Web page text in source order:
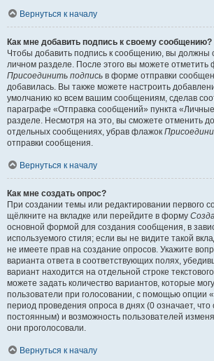
Вернуться к началу
Как мне добавить подпись к своему сообщению?
Чтобы добавить подпись к сообщению, вы должны
личном разделе. После этого вы можете отметить
Присоединить подпись в форме отправки
добавилась. Вы также можете настроить
умолчанию ко всем вашим сообщениям, сделав
параграфе «Отправка сообщений» пункта
разделе. Несмотря на это, вы сможете отменить
отдельных сообщениях, убрав флажок
отправки сообщения.
Вернуться к началу
Как мне создать опрос?
При создании темы или редактировании первого
щёлкните на вкладке или перейдите в форму
основной формой для создания сообщения, в
используемого стиля; если вы не видите такой
не имеете прав на создание опросов. Укажите
варианта ответа в соответствующих полях,
вариант находится на отдельной строке
можете задать количество вариантов, которые
пользователи при голосовании, с помощью опции
период проведения опроса в днях (0 означает, что
постоянным) и возможность пользователей
они проголосовали.
Вернуться к началу